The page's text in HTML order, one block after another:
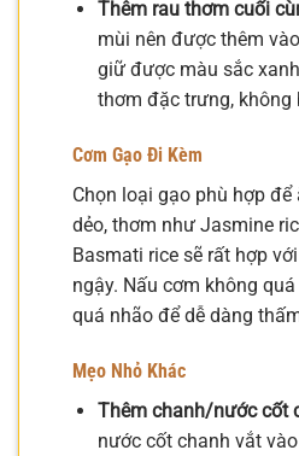
Thêm rau thơm cuối
mùi nên được thêm
giữ được màu sắc
thơm đặc trưng, không
Cơm Gạo Đi Kèm
Chọn loại gạo phù hợp để
dẻo, thơm như Jasmine
Basmati rice sẽ rất hợp
ngậy. Nấu cơm không
quá nhão để dễ dàng
Mẹo Nhỏ Khác
Thêm chanh/nước cốt
nước cốt chanh vắt